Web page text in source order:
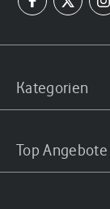
Kategorien
Top Angebote